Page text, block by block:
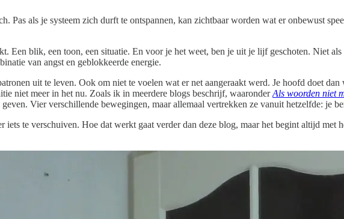
Pas als je systeem zich durft te ontspannen, kan zichtbaar worden wat er onbewust
Een blik, een toon, een situatie. En voor je het weet, ben je uit je lijf geschoten. Niet
van angst en geblokkeerde energie.
uit te leven. Ook om niet te voelen wat er net aangeraakt werd. Je hoofd doet
niet meer in het nu. Zoals ik in meerdere blogs beschrijf, waaronderAls woorden niet
Vier verschillende bewegingen, maar allemaal vertrekken ze vanuit hetzelfde: je
iets te verschuiven. Hoe dat werkt gaat verder dan deze blog, maar het begint altijd met